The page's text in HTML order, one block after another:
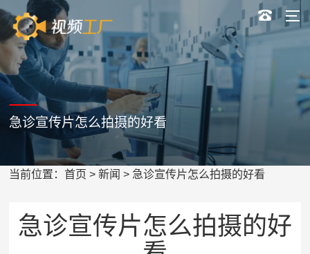
急诊宣传片怎么拍摄的好看
当前位置：首页 >新闻 > 急诊宣传片怎么拍摄的好看
急诊宣传片怎么拍摄的好